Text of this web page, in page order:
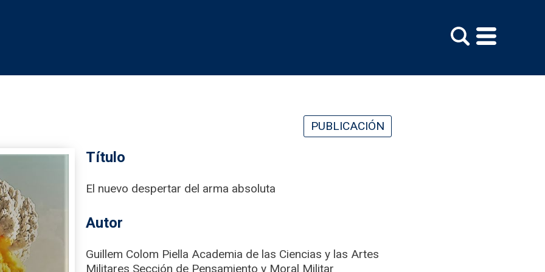
PUBLICACIÓN
Título
El nuevo despertar del arma absoluta
Autor
Guillem Colom Piella Academia de las Ciencias y las Artes
Militares Sección de Pensamiento y Moral Militar